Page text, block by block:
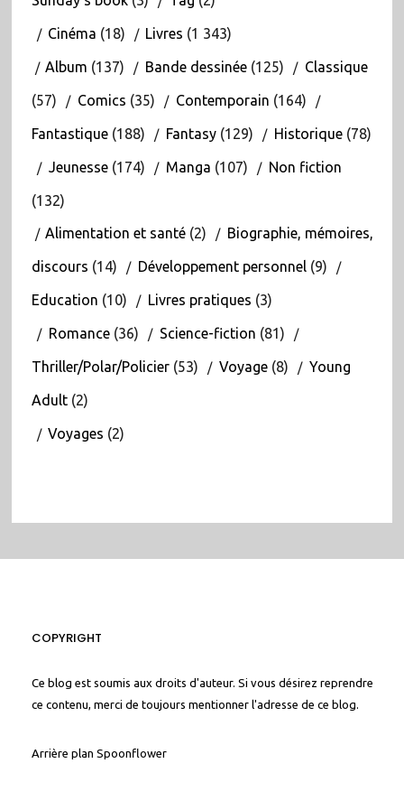
Cinéma (18) Livres (1 343)
Album (137) Bande dessinée(125) Classique
(57) Comics (35) Contemporain (164)
Fantastique(188) Fantasy(129) Historique(78)
Jeunesse(174) Manga (107) Non fiction
(132)
Alimentation et santé(2) Biographie, mémoires,
discours (14) Développement personnel(9)
Education (10) Livres pratiques (3)
Romance(36) Science-fiction (81)
Thriller/Polar/Policier(53) Voyage(8) Young
Adult(2)
Voyages (2)
COPYRIGHT
Ce blog est soumis aux droits d'auteur. Si vous désirez reprendre
ce contenu, merci de toujours mentionner l'adresse de ce blog.
Arrière plan Spoonflower